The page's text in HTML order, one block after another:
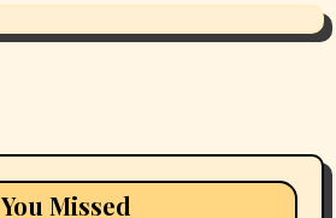
You Missed